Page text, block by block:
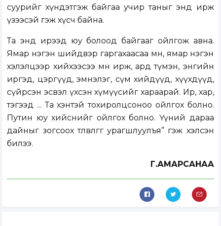
суурийг хүндэтгэж байгаа учир таныг энд ирж
үзээсэй гэж хүсч байна.
Та энд ирээд юу болоод байгааг ойлгож авна.
Ямар нэгэн шийдвэр гаргахаасаа өмнө, ямар нэгэн
хэлэлцээр хийхээсээ өмнө ирж, ард түмэн, энгийн
иргэд, цэргүүд, эмнэлэг, сүм хийдүүд, хүүхдүүд,
сүйрсэн эсвэл үхсэн хүмүүсийг хараарай. Ир, хар,
тэгээд ... Та хэнтэй тохиролцсоноо ойлгох болно.
Путин юу хийснийг ойлгох болно. Үүний дараа
дайныг зогсоох төлөвлөгөөгөө урагшлуулъя” гэж хэлсэн
билээ.
Г.АМАРСАНАА